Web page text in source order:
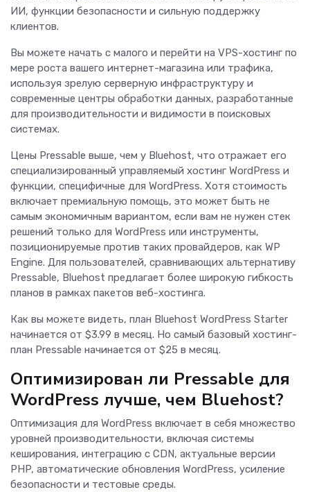
ИИ, функции безопасности и сильную поддержку
клиентов.
Вы можете начать с малого и перейти на VPS-хостинг по
мере роста вашего интернет-магазина или трафика,
используя зрелую серверную инфраструктуру и
современные центры обработки данных, разработанные
для производительности и видимости в поисковых
системах.
Цены Pressable выше, чем у Bluehost, что отражает его
специализированный управляемый хостинг WordPress и
функции, специфичные для WordPress. Хотя стоимость
включает премиальную помощь, это может быть не
самым экономичным вариантом, если вам не нужен стек
решений только для WordPress или инструменты,
позиционируемые против таких провайдеров, как WP
Engine. Для пользователей, сравнивающих альтернативу
Pressable, Bluehost предлагает более широкую гибкость
планов в рамках пакетов веб-хостинга.
Как вы можете видеть, план Bluehost WordPress Starter
начинается от $3.99 в месяц. Но самый базовый хостинг-
план Pressable начинается от $25 в месяц.
Оптимизирован ли Pressable для
WordPress лучше, чем Bluehost?
Оптимизация для WordPress включает в себя множество
уровней производительности, включая системы
кеширования, интеграцию с CDN, актуальные версии
PHP, автоматические обновления WordPress, усиление
безопасности и тестовые среды.